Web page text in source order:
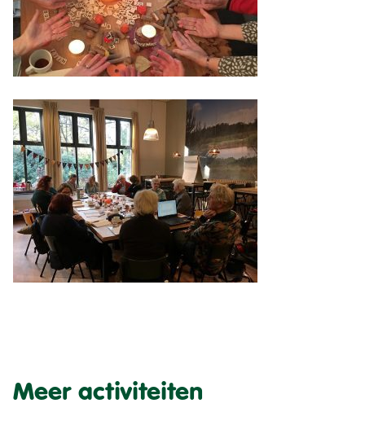
Meer activiteiten